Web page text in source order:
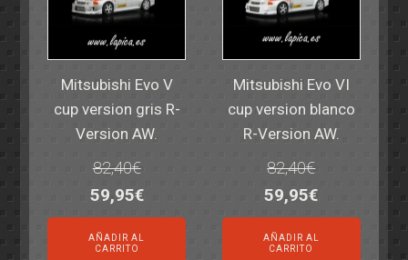
Mitsubishi Evo V
cup version gris R-
Version AW.
82,40€
El
precio
original
59,95€El
precio
AÑADIR AL
CARRITO
Mitsubishi Evo VI
cup version blanco
R-Version AW.
82,40€
El
precio
original
59,95€El
precio
AÑADIR AL
CARRITO